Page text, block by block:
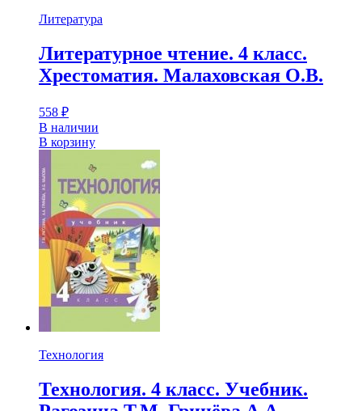
Литература
Литературное чтение. 4 класс.
Хрестоматия. Малаховская О.В.
558 ₽
В наличии
В корзину
Технология
Технология. 4 класс. Учебник.